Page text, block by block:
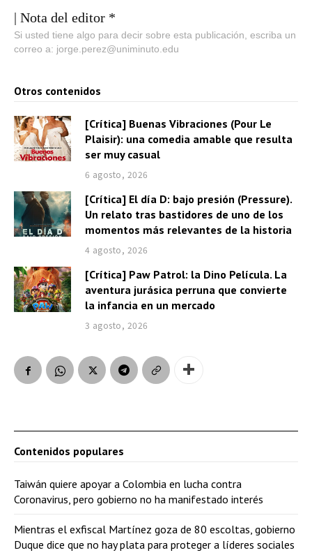
| Nota del editor *
Si usted tiene algo para decir sobre esta publicación, escriba un
correo a: jorge.perez@uniminuto.edu
Otros contenidos
[Crítica] Buenas Vibraciones (Pour Le
Plaisir): una comedia amable que resulta
ser muy casual
6 agosto, 2026
[Crítica] El día D: bajo presión (Pressure).
Un relato tras bastidores de uno de los
momentos más relevantes de la historia
4 agosto, 2026
[Crítica] Paw Patrol: la Dino Película. La
aventura jurásica perruna que convierte
la infancia en un mercado
3 agosto, 2026
Contenidos populares
Taiwán quiere apoyar a Colombia en lucha contra
Coronavirus, pero gobierno no ha manifestado interés
Mientras el exfiscal Martínez goza de 80 escoltas, gobierno
Duque dice que no hay plata para proteger a líderes sociales